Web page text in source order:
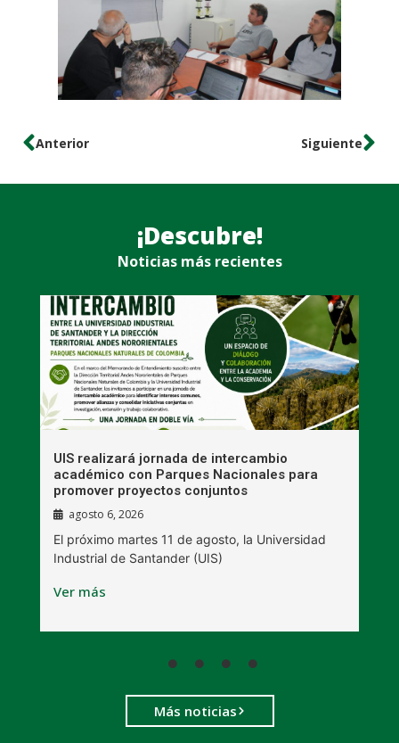
Anterior Siguiente
¡Descubre!
Noticias más recientes
UIS realizará jornada de intercambio
académico con Parques Nacionales para
promover proyectos conjuntos
agosto 6, 2026
El próximo martes 11 de agosto, la Universidad
Industrial de Santander (UIS)
Ver más
Más noticias